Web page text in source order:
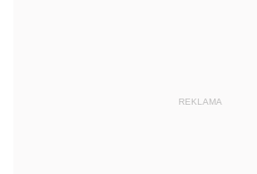
REKLAMA